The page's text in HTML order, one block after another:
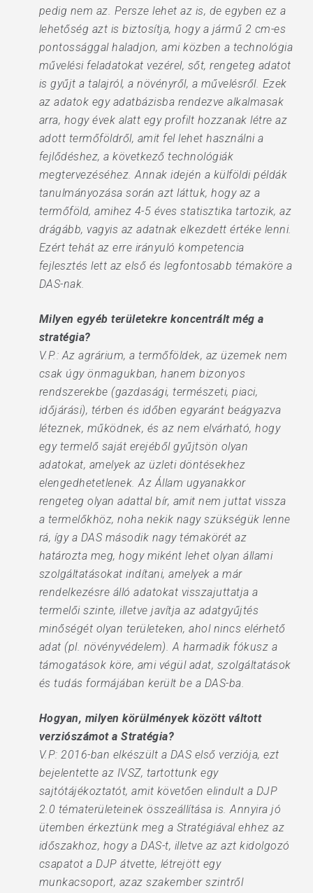
pedig nem az. Persze lehet az is, de egyben ez a
lehetőség azt is biztosítja, hogy a jármű 2 cm-es
pontossággal haladjon, ami közben a technológia
művelési feladatokat vezérel, sőt, rengeteg adatot
is gyűjt a talajról, a növényről, a művelésről. Ezek
az adatok egy adatbázisba rendezve alkalmasak
arra, hogy évek alatt egy profilt hozzanak létre az
adott termőföldről, amit fel lehet használni a
fejlődéshez, a következő technológiák
megtervezéséhez. Annak idején a külföldi példák
tanulmányozása során azt láttuk, hogy az a
termőföld, amihez 4-5 éves statisztika tartozik, az
drágább, vagyis az adatnak elkezdett értéke lenni.
Ezért tehát az erre irányuló kompetencia
fejlesztés lett az első és legfontosabb témaköre a
DAS-nak.
Milyen egyéb területekre koncentrált még a
stratégia?
V.P.: Az agrárium, a termőföldek, az üzemek nem
csak úgy önmagukban, hanem bizonyos
rendszerekbe (gazdasági, természeti, piaci,
időjárási), térben és időben egyaránt beágyazva
léteznek, működnek, és az nem elvárható, hogy
egy termelő saját erejéből gyűjtsön olyan
adatokat, amelyek az üzleti döntésekhez
elengedhetetlenek. Az Állam ugyanakkor
rengeteg olyan adattal bír, amit nem juttat vissza
a termelőkhöz, noha nekik nagy szükségük lenne
rá, így a DAS második nagy témakörét az
határozta meg, hogy miként lehet olyan állami
szolgáltatásokat indítani, amelyek a már
rendelkezésre álló adatokat visszajuttatja a
termelői szinte, illetve javítja az adatgyűjtés
minőségét olyan területeken, ahol nincs elérhető
adat (pl. növényvédelem). A harmadik fókusz a
támogatások köre, ami végül adat, szolgáltatások
és tudás formájában került be a DAS-ba.
Hogyan, milyen körülmények között váltott
verziószámot a Stratégia?
V.P: 2016-ban elkészült a DAS első verziója, ezt
bejelentette az IVSZ, tartottunk egy
sajtótájékoztatót, amit követően elindult a DJP
2.0 tématerületeinek összeállítása is. Annyira jó
ütemben érkeztünk meg a Stratégiával ehhez az
időszakhoz, hogy a DAS-t, illetve az azt kidolgozó
csapatot a DJP átvette, létrejött egy
munkacsoport, azaz szakember szintről